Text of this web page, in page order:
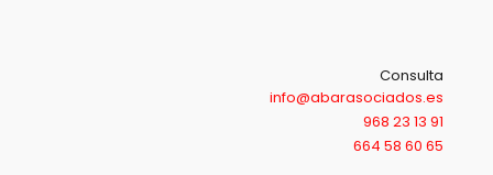
Consulta
info@abarasociados.es
968 23 13 91
664 58 60 65